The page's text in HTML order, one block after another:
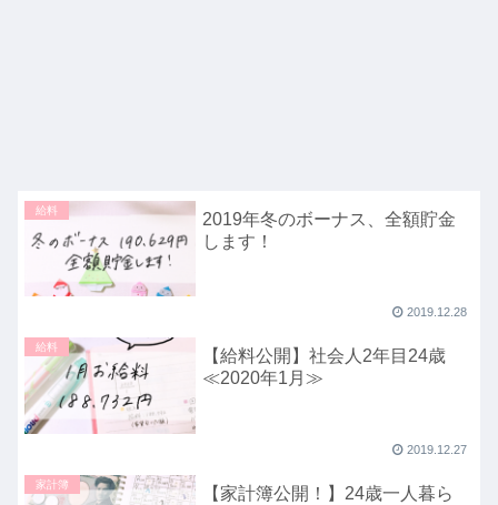
給料
2019年冬のボーナス、全額貯金
します！
2019.12.28
給料
【給料公開】社会人2年目24歳
≪2020年1月≫
2019.12.27
家計簿
【家計簿公開！】24歳一人暮ら